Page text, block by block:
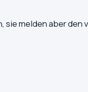
melden aber